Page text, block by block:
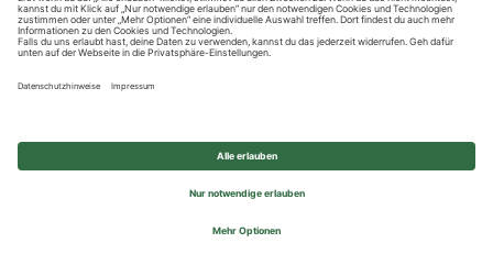
Privatsphäre-Einstellungen
© 2026 REWE Group - All rights reserved